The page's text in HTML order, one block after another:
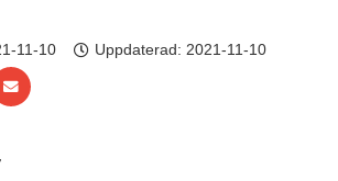
11-10 Uppdaterad: 2021-11-10